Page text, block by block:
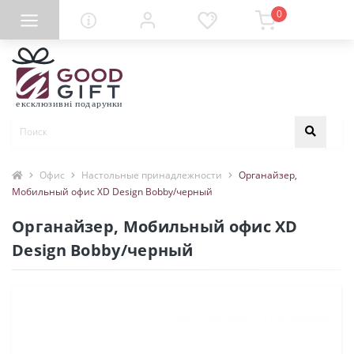
0
Офис Настольные принадлежности
Органайзер,
Мобильный офис XD Design Bobby/черный
Органайзер, Мобильный офис XD
Design Bobby/черный